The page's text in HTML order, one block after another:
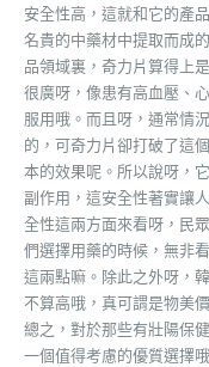
安全性高，這就和它的產
名貴的中藥材中提取而成
品領域裏，奇力片算得上
很廣呀，像患有高血壓、
服用哦。而且呀，通常情
的，可奇力片卻打破了這
本的效果呢。所以說呀，
副作用，這安全性著實讓
全性這兩方面來看呀，民
們選擇用藥的時候，無非
這兩點嘛。除此之外呀，
不算高哦，真可謂是物美
總之，對於那些有壯陽保
一個值得考慮的優質選擇